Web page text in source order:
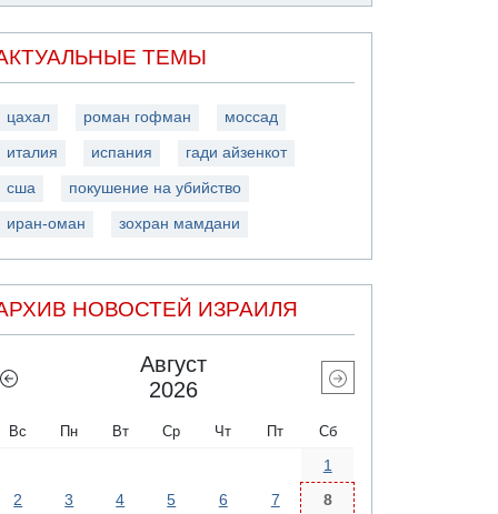
ТЕМЫ
цахал роман гофман моссад
италия испания гади айзенкот
сша покушение на убийство
иран-оман зохран мамдани
НОВОСТЕЙ ИЗРАИЛЯ
Август
2026
Вс Пн Вт Ср Чт Пт Сб
1
2
3 4 5 6 7
8